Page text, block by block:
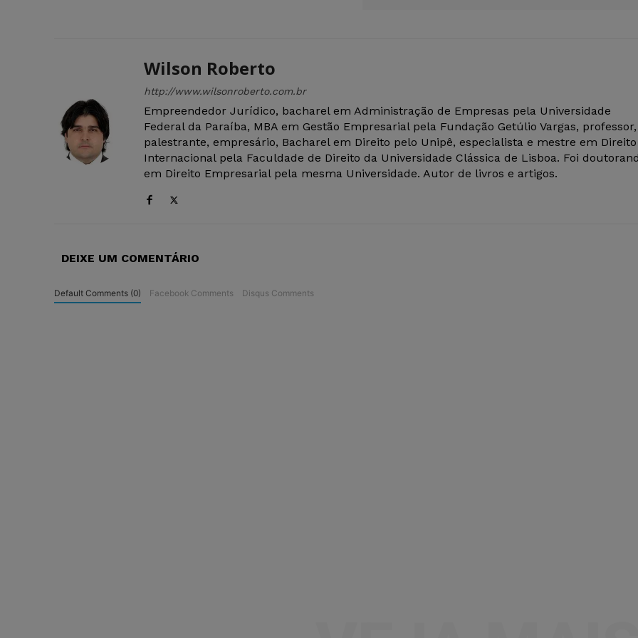
Wilson Roberto
http://www.wilsonroberto.com.br
Empreendedor Jurídico, bacharel em Administração de Empresas pela Universidade
Federal da Paraíba, MBA em Gestão Empresarial pela Fundação Getúlio Vargas, professor,
palestrante, empresário, Bacharel em Direito pelo Unipê, especialista e mestre em Direito
Internacional pela Faculdade de Direito da Universidade Clássica de Lisboa. Foi
em Direito Empresarial pela mesma Universidade. Autor de livros e artigos.
DEIXE UM COMENTÁRIO
Default Comments (0) Facebook Comments Disqus Comments